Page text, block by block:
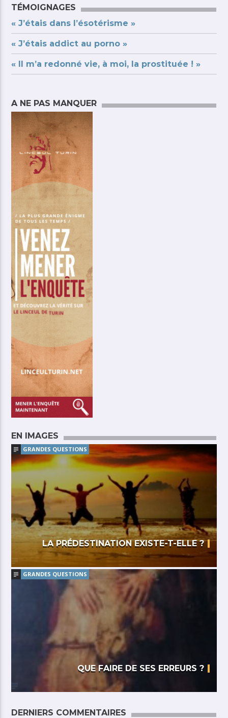
TÉMOIGNAGES
« J’étais dans l’ésotérisme »
« J’étais addict au porno »
« Il m’a redonné vie, à moi, la prostituée ! »
A NE PAS MANQUER
EN IMAGES
GRANDES QUESTIONS
LA PRÉDESTINATION EXISTE-T-ELLE ?
GRANDES QUESTIONS
QUE FAIRE DE SES ERREURS ?
DERNIERS COMMENTAIRES